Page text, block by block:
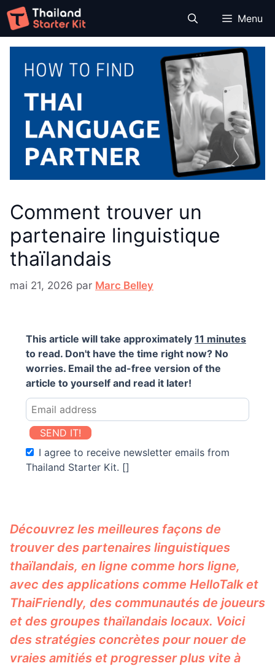
Aller
au
contenu
Menu
Comment trouver un
partenaire linguistique
thaïlandais
mai 21, 2026 par Marc Belley
This article will take approximately 11 minutes
to read. Don't have the time right now? No
worries. Email the ad-free version of the
article to yourself and read it later!
SEND IT!
I agree to receive newsletter emails from
Thailand Starter Kit. []
Découvrez les meilleures façons de
trouver des partenaires linguistiques
thaïlandais, en ligne comme hors ligne,
avec des applications comme HelloTalk et
ThaiFriendly, des communautés de joueurs
et des groupes thaïlandais locaux. Voici
des stratégies concrètes pour nouer de
vraies amitiés et progresser plus vite à